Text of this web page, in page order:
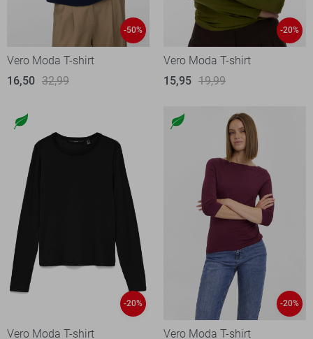
-50%
Vero Moda T-shirt
16,50 32,99
-20%
Vero Moda T-shirt
15,95 19,99
-20%
Vero Moda T-shirt
-20%
Vero Moda T-shirt